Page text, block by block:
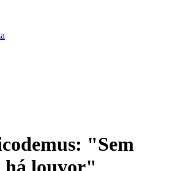
"Sem